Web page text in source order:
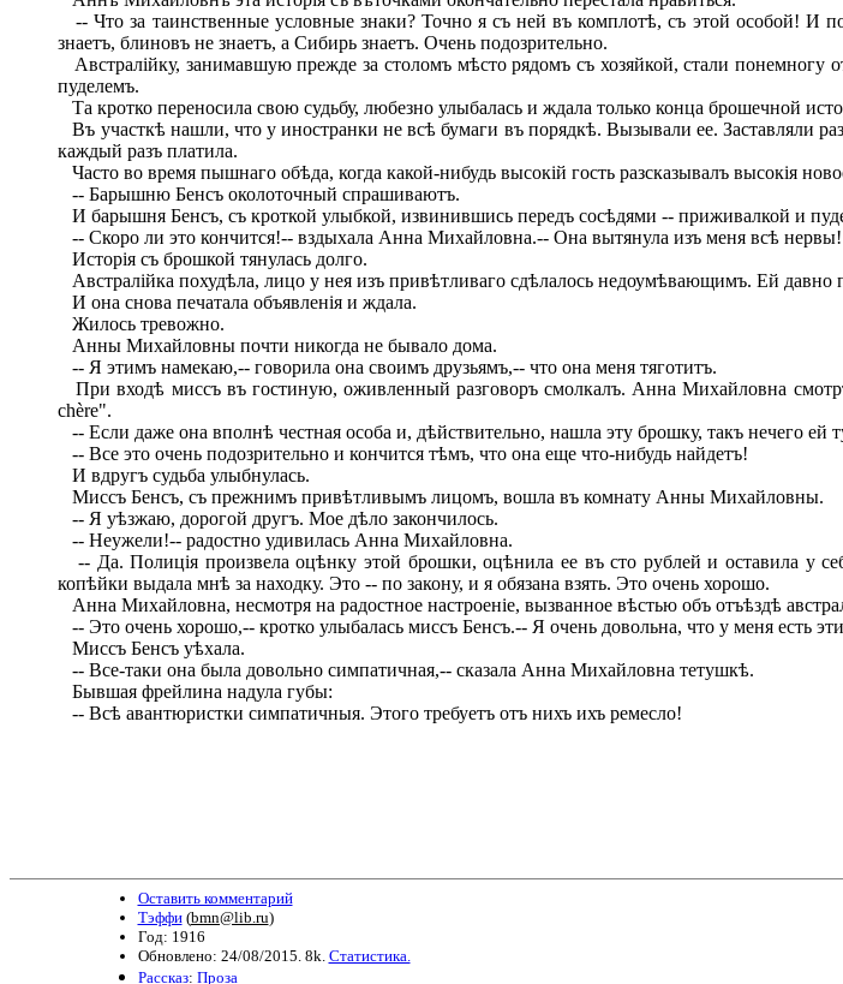
-- Что за таинственные условные знаки? Точно я съ ней въ комплотѣ, съ этой особой! И
знаетъ, блиновъ не знаетъ, а Сибирь знаетъ. Очень подозрительно.
Австралійку, занимавшую прежде за столомъ мѣсто рядомъ съ хозяйкой, стали
пуделемъ.
Та кротко переносила свою судьбу, любезно улыбалась и ждала только конца брошечной
Въ участкѣ нашли, что у иностранки не всѣ бумаги въ порядкѣ. Вызывали ее. Заставляли
каждый разъ платила.
Часто во время пышнаго обѣда, когда какой-нибудь высокій гость разсказывалъ высокія
-- Барышню Бенсъ околоточный спрашиваютъ.
И барышня Бенсъ, съ кроткой улыбкой, извинившись передъ сосѣдями -- приживалкой и
-- Скоро ли это кончится!-- вздыхала Анна Михайловна.-- Она вытянула изъ меня всѣ
Исторія съ брошкой тянулась долго.
Австралійка похудѣла, лицо у нея изъ привѣтливаго сдѣлалось недоумѣвающимъ. Ей давно
И она снова печатала объявленія и ждала.
Жилось тревожно.
Анны Михайловны почти никогда не бывало дома.
-- Я этимъ намекаю,-- говорила она своимъ друзьямъ,-- что она меня тяготитъ.
При входѣ миссъ въ гостиную, оживленный разговоръ смолкалъ. Анна Михайловна
chère".
-- Если даже она вполнѣ честная особа и, дѣйствительно, нашла эту брошку, такъ нечего ей
-- Все это очень подозрительно и кончится тѣмъ, что она еще что-нибудь найдетъ!
И вдругъ судьба улыбнулась.
Миссъ Бенсъ, съ прежнимъ привѣтливымъ лицомъ, вошла въ комнату Анны Михайловны.
-- Я уѣзжаю, дорогой другъ. Мое дѣло закончилось.
-- Неужели!-- радостно удивилась Анна Михайловна.
-- Да. Полиція произвела оцѣнку этой брошки, оцѣнила ее въ сто рублей и оставила у
копѣйки выдала мнѣ за находку. Это -- по закону, и я обязана взять. Это очень хорошо.
Анна Михайловна, несмотря на радостное настроеніе, вызванное вѣстью объ отъѣздѣ
-- Это очень хорошо,-- кротко улыбалась миссъ Бенсъ.-- Я очень довольна, что у меня есть
Миссъ Бенсъ уѣхала.
-- Все-таки она была довольно симпатичная,-- сказала Анна Михайловна тетушкѣ.
Бывшая фрейлина надула губы:
-- Всѣ авантюристки симпатичныя. Этого требуетъ отъ нихъ ихъ ремесло!
Оставить комментарий
Тэффи(bmn@lib.ru)
Год: 1916
Обновлено: 24/08/2015. 8k. Статистика.
Рассказ: Проза